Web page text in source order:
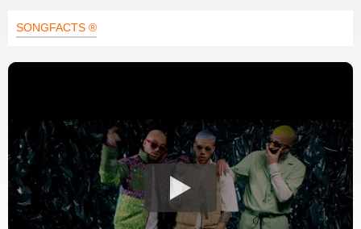
SONGFACTS ®